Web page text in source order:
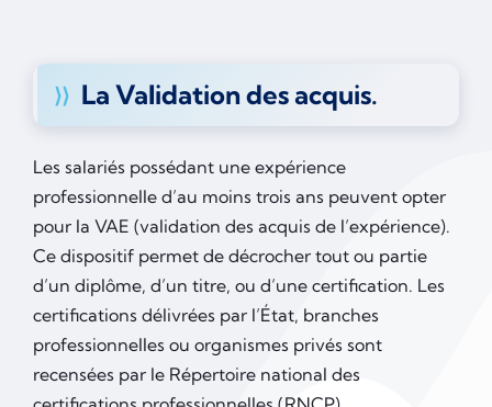
La Validation des acquis.
Les salariés possédant une expérience
professionnelle d’au moins trois ans peuvent opter
pour la VAE (validation des acquis de l’expérience).
Ce dispositif permet de décrocher tout ou partie
d’un diplôme, d’un titre, ou d’une certification. Les
certifications délivrées par l’État, branches
professionnelles ou organismes privés sont
recensées par le Répertoire national des